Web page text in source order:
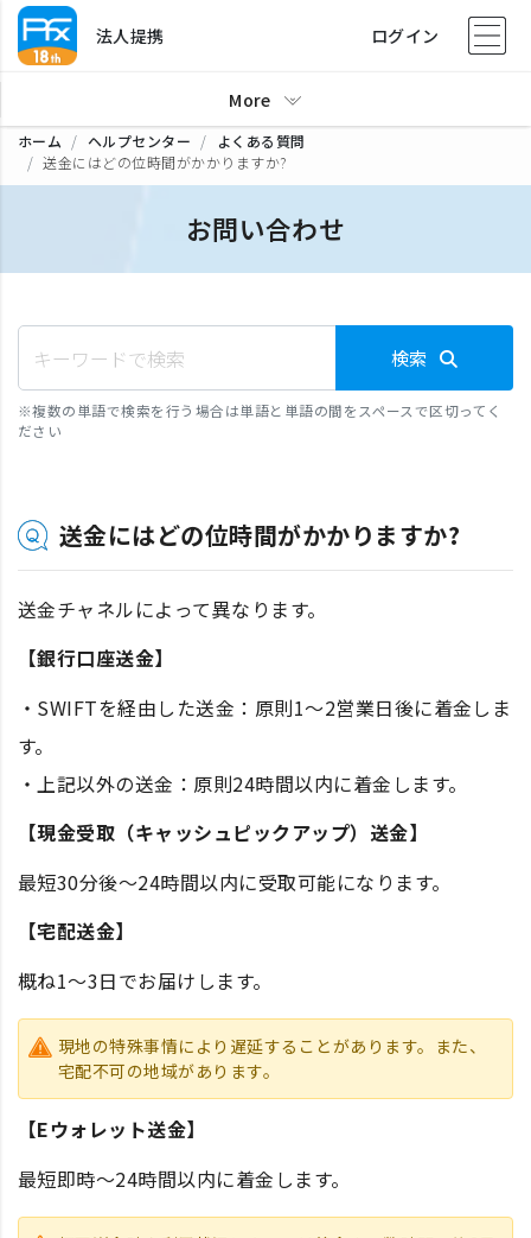
法人提携 ログイン
More
ホーム ヘルプセンター
よくある質問
送金にはどの位時間がかかりますか?
お問い合わせ
検索
※複数の単語で検索を行う場合は単語と単語の間をスペースで区切ってく
ださい
送金にはどの位時間がかかりますか?
送金チャネルによって異なります。
【銀行口座送金】
・SWIFTを経由した送金：原則1～2営業日後に着金しま
す。
・上記以外の送金：原則24時間以内に着金します。
【現金受取（キャッシュピックアップ）送金】
最短30分後～24時間以内に受取可能になります。
【宅配送金】
概ね1～3日でお届けします。
現地の特殊事情により遅延することがあります。また、
宅配不可の地域があります。
【Eウォレット送金】
最短即時～24時間以内に着金します。